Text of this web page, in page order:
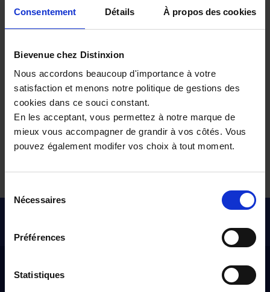
Consentement Détails À propos des cookies
Bievenue chez Distinxion
Nous accordons beaucoup d'importance à votre
satisfaction et menons notre politique de gestions des
cookies dans ce souci constant.
En les acceptant, vous permettez à notre marque de
mieux vous accompagner de grandir à vos côtés. Vous
pouvez également modifer vos choix à tout moment.
Nécessaires
Préférences
Statistiques
Skoda SUV Hybride rechargeable
Choisissez votre SKODA BREAK selon la
boîte de vitesses
Skoda SUV à boîte automatique
Skoda SUV à boîte manuelle